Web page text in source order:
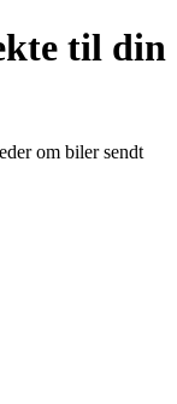
til din
om biler sendt